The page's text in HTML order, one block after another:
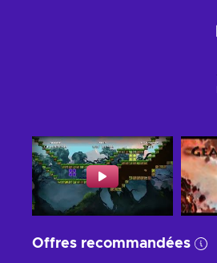
Offres recommandées